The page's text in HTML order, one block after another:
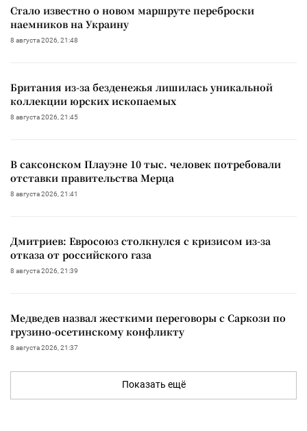
Стало известно о новом маршруте переброски
наемников на Украину
8 августа 2026, 21:48
Британия из-за безденежья лишилась уникальной
коллекции юрских ископаемых
8 августа 2026, 21:45
В саксонском Плауэне 10 тыс. человек потребовали
отставки правительства Мерца
8 августа 2026, 21:41
Дмитриев: Евросоюз столкнулся с кризисом из-за
отказа от российского газа
8 августа 2026, 21:39
Медведев назвал жесткими переговоры с Саркози по
грузино-осетинскому конфликту
8 августа 2026, 21:37
Показать ещё